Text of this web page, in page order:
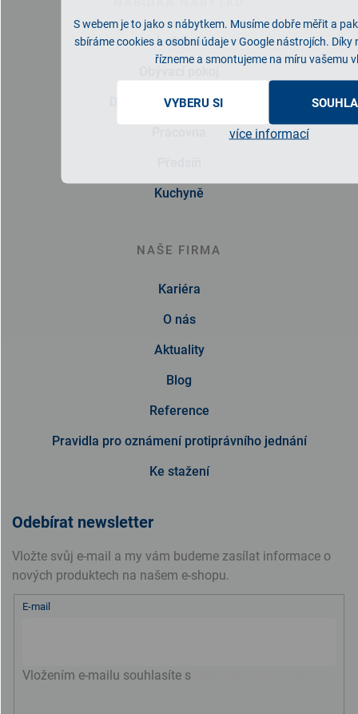
S webem je to jako s nábytkem. Musíme dobře měřit a
sbíráme cookies a osobní údaje v Google nástrojích. Díky
řízneme a smontujeme na míru vašemu
VYBERU SI
více informací
Ložnice
Dětský/studentský pokoj
Kuchyně
NAŠE FIRMA
Kariéra
O nás
Aktuality
Blog
Reference
Pravidla pro oznámení protiprávního jednání
Ke stažení
Odebírat newsletter
Vložte svůj e-mail a my vám budeme zasílat informace o
nových produktech na našem e-shopu.
E-mail
Vložením e-mailu souhlasíte s